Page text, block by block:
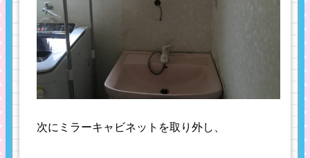
次にミラーキャビネットを取り外し、